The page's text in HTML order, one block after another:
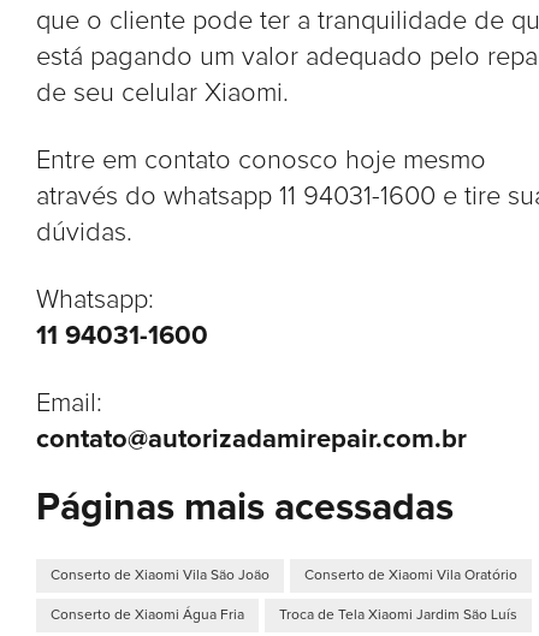
que o cliente pode ter a tranquilidade de
está pagando um valor adequado pelo
de seu celular Xiaomi.
Entre em contato conosco hoje mesmo
através do whatsapp 11 94031-1600 e tire
dúvidas.
Whatsapp:
11 94031-1600
Email:
contato@autorizadamirepair.com.br
Páginas mais acessadas
Conserto de Xiaomi Vila São João Conserto de Xiaomi Vila Oratório
Conserto de Xiaomi Água Fria Troca de Tela Xiaomi Jardim São Luís